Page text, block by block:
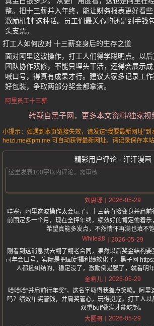
整。把十三薪并入年终，能让财务报表更好看
激励机制”这种话。员工们最关心的还是到手钱
头支票。
打工人如何应对 十三薪变身后的生存之道
面对阿里这波操作，打工人们得学聪明点。以
团队协作双修，不能只埋头干活，还得会展示
喊口号，得真有成果才行。建议大家多记录工
好包装，争取两部分奖金都拿满。
阿里员工十三薪
转载自黑子网，更多本文资料/独家视
小提示：如遇到本页链接失效，请发送“我要最新网址”到
heizi.me@pm.me 可自动获得最新网址。请记录保存本站
精彩用户评论 - 汗汗漫画
刘思瑶
2026-05-29
哇塞，阿里这波操作太会玩了，十三薪直接变身并肩
前固定多一个月，现在全押年终，绩效好的肯定偷着乐
希望真能多发点，不然情怀再满也填不饱
White&8
2026-05-29
刚看到这消息就去翻了翻老合同，果然以后奖金结构
司年会口号，实际是把固定福利绩效化了。黑子网
人都挺纠结的，稳定没了，激励倒是强了，就看明
金希儿
2026-05-29
哈哈哈“并肩前行年奖”，这名字取得我差点笑喷。阿
吗？绩效年奖管钱，并肩奖管心，玩得挺溜。打工人以
双重buff叠满才能吃饱。
大圆哥
2026-05-29